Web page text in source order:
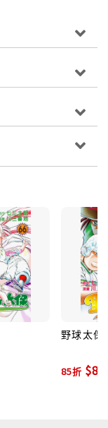
野球太保
85折 $85